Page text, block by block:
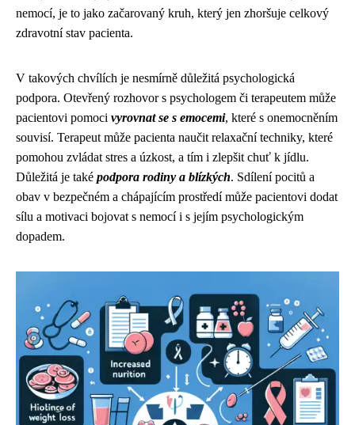
nemocí, je to jako začarovaný kruh, který jen zhoršuje celkový
zdravotní stav pacienta.
V takových chvílích je nesmírně důležitá psychologická
podpora. Otevřený rozhovor s psychologem či terapeutem může
pacientovi pomoci vyrovnat se s emocemi, které s onemocněním
souvisí. Terapeut může pacienta naučit relaxační techniky, které
pomohou zvládat stres a úzkost, a tím i zlepšit chuť k jídlu.
Důležitá je také podpora rodiny a blízkých. Sdílení pocitů a
obav v bezpečném a chápajícím prostředí může pacientovi dodat
sílu a motivaci bojovat s nemocí i s jejím psychologickým
dopadem.